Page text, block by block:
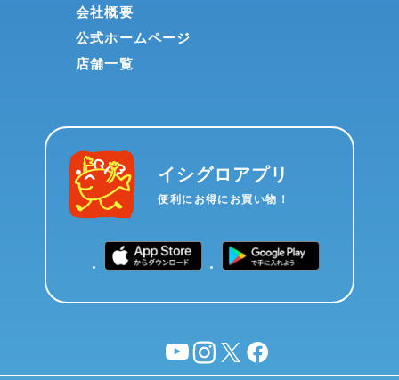
会社概要
公式ホームページ
店舗一覧
イシグロアプリ
便利にお得にお買い物！
YouTubeinstagram
X facebook